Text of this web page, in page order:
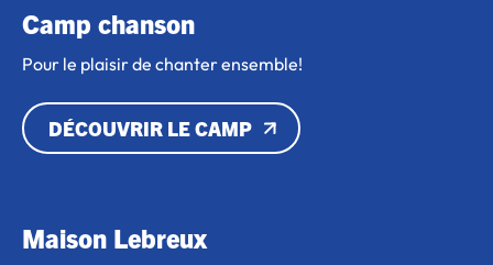
Camp chanson
Pour le plaisir de chanter ensemble!
DÉCOUVRIR LE CAMP
Maison Lebreux